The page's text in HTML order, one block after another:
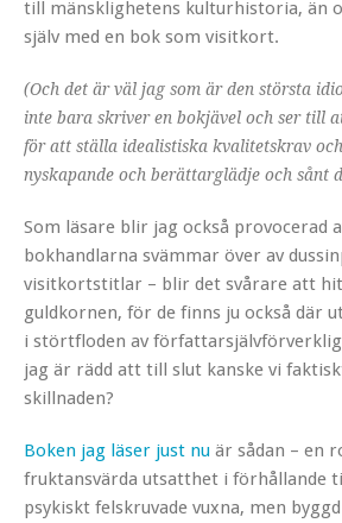
till mänsklighetens kulturhistoria, än
själv med en bok som visitkort.
(Och det är väl jag som är den största
inte bara skriver en bokjävel och ser till
för att ställa idealistiska kvalitetskrav
nyskapande och berättarglädje och sånt
Som läsare blir jag också provocerad
bokhandlarna svämmar över av
visitkortstitlar – blir det svårare att
guldkornen, för de finns ju också där
i störtfloden av
jag är rädd att till slut kanske vi
skillnaden?
Boken jag läser just nu är sådan – en
fruktansvärda utsatthet i förhållande
psykiskt felskruvade vuxna, men